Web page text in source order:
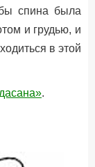
спина была
и грудью, и
в этой
.